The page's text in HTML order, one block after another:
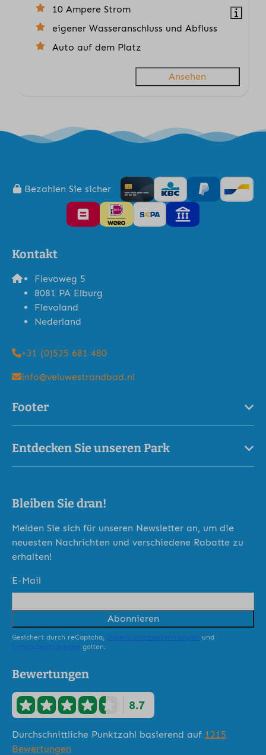
10 Ampere Strom
eigener Wasseranschluss und Abfluss
Auto auf dem Platz
Ansehen
Bezahlen Sie sicher
Kontakt
Flevoweg 5
8081 PA Elburg
Flevoland
Nederland
+31 (0)525 681 480
info@veluwestrandbad.nl
Footer
Entdecken Sie unseren Park
Bleiben Sie dran!
Melden Sie sich für unseren Newsletter an, um die
neuesten Nachrichten und verschiedene Rabatte zu
erhalten!
E-Mail
Abonnieren
Gesichert durch reCaptcha, Datenschutzbestimmungen und
Servicebedingungen gelten.
Bewertungen
8.7
Durchschnittliche Punktzahl basierend auf 1215
Bewertungen